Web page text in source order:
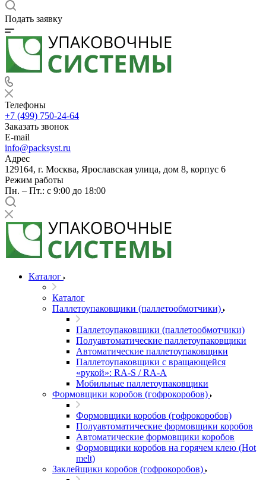
Подать заявку
Телефоны
+7 (499) 750-24-64
Заказать звонок
E-mail
info@packsyst.ru
Адрес
129164, г. Москва, Ярославская улица, дом 8, корпус 6
Режим работы
Пн. – Пт.: с 9:00 до 18:00
Каталог
Каталог
Паллетоупаковщики (паллетообмотчики)
Паллетоупаковщики (паллетообмотчики)
Полуавтоматические паллетоупаковщики
Автоматические паллетоупаковщики
Паллетоупаковщики с вращающейся
«рукой»: RA-S / RA-A
Мобильные паллетоупаковщики
Формовщики коробов (гофрокоробов)
Формовщики коробов (гофрокоробов)
Полуавтоматические формовщики коробов
Автоматические формовщики коробов
Формовщики коробов на горячем клею (Hot
melt)
Заклейщики коробов (гофрокоробов)